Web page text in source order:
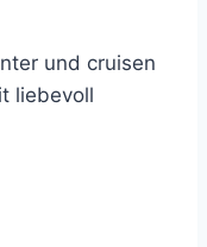
und cruisen
liebevoll